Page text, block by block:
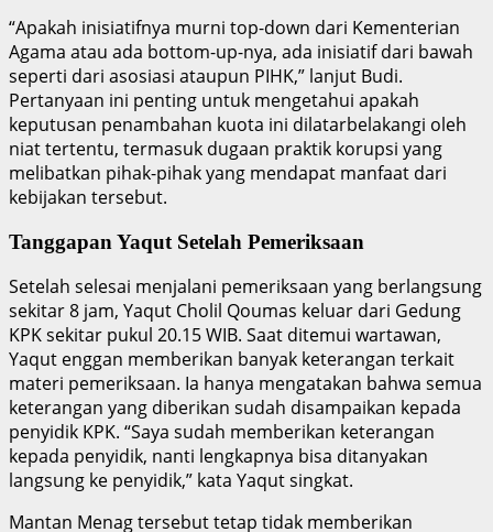
“Apakah inisiatifnya murni top-down dari Kementerian
Agama atau ada bottom-up-nya, ada inisiatif dari bawah
seperti dari asosiasi ataupun PIHK,” lanjut Budi.
Pertanyaan ini penting untuk mengetahui apakah
keputusan penambahan kuota ini dilatarbelakangi oleh
niat tertentu, termasuk dugaan praktik korupsi yang
melibatkan pihak-pihak yang mendapat manfaat dari
kebijakan tersebut.
Tanggapan Yaqut Setelah Pemeriksaan
Setelah selesai menjalani pemeriksaan yang berlangsung
sekitar 8 jam, Yaqut Cholil Qoumas keluar dari Gedung
KPK sekitar pukul 20.15 WIB. Saat ditemui wartawan,
Yaqut enggan memberikan banyak keterangan terkait
materi pemeriksaan. Ia hanya mengatakan bahwa semua
keterangan yang diberikan sudah disampaikan kepada
penyidik KPK. “Saya sudah memberikan keterangan
kepada penyidik, nanti lengkapnya bisa ditanyakan
langsung ke penyidik,” kata Yaqut singkat.
Mantan Menag tersebut tetap tidak memberikan